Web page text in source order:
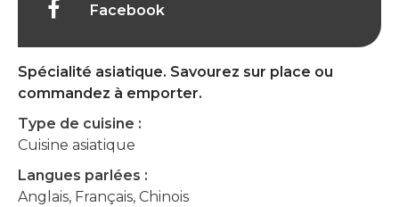
Spécialité asiatique. Savourez sur place ou
commandez à emporter.
Type de cuisine :
Cuisine asiatique
Langues parlées :
Anglais, Français, Chinois
Facebook